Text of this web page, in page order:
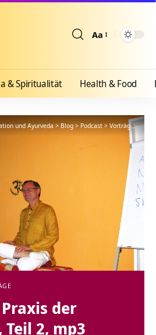
Aa
& Spiritualität Health & Food
und Ayurveda>Blog>Podcast>Vorträge >
der
2, mp3